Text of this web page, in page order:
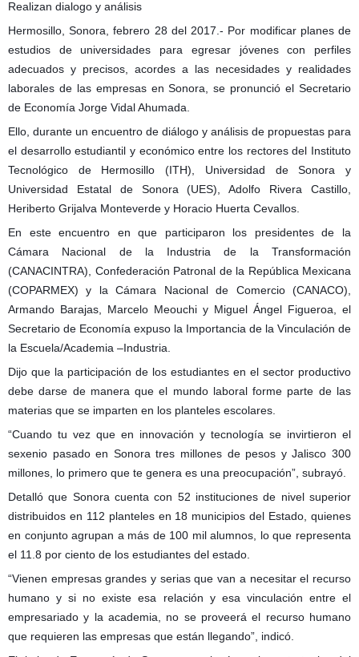
Realizan dialogo y análisis
Hermosillo, Sonora, febrero 28 del 2017.- Por modificar planes de
estudios de universidades para egresar jóvenes con perfiles
adecuados y precisos, acordes a las necesidades y realidades
laborales de las empresas en Sonora, se pronunció el Secretario
de Economía Jorge Vidal Ahumada.
Ello, durante un encuentro de diálogo y análisis de propuestas para
el desarrollo estudiantil y económico entre los rectores del Instituto
Tecnológico de Hermosillo (ITH), Universidad de Sonora y
Universidad Estatal de Sonora (UES), Adolfo Rivera Castillo,
Heriberto Grijalva Monteverde y Horacio Huerta Cevallos.
En este encuentro en que participaron los presidentes de la
Cámara Nacional de la Industria de la Transformación
(CANACINTRA), Confederación Patronal de la República Mexicana
(COPARMEX) y la Cámara Nacional de Comercio (CANACO),
Armando Barajas, Marcelo Meouchi y Miguel Ángel Figueroa, el
Secretario de Economía expuso la Importancia de la Vinculación de
la Escuela/Academia –Industria.
Dijo que la participación de los estudiantes en el sector productivo
debe darse de manera que el mundo laboral forme parte de las
materias que se imparten en los planteles escolares.
“Cuando tu vez que en innovación y tecnología se invirtieron el
sexenio pasado en Sonora tres millones de pesos y Jalisco 300
millones, lo primero que te genera es una preocupación”, subrayó.
Detalló que Sonora cuenta con 52 instituciones de nivel superior
distribuidos en 112 planteles en 18 municipios del Estado, quienes
en conjunto agrupan a más de 100 mil alumnos, lo que representa
el 11.8 por ciento de los estudiantes del estado.
“Vienen empresas grandes y serias que van a necesitar el recurso
humano y si no existe esa relación y esa vinculación entre el
empresariado y la academia, no se proveerá el recurso humano
que requieren las empresas que están llegando”, indicó.